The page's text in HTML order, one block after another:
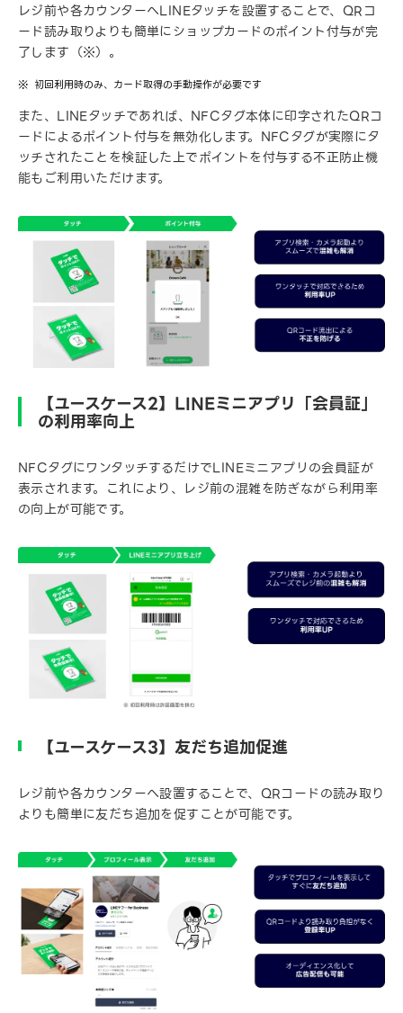
レジ前や各カウンターへLINEタッチを設置することで、QRコ
ード読み取りよりも簡単にショップカードのポイント付与が完
了します（※）。
初回利用時のみ、カード取得の手動操作が必要です
また、LINEタッチであれば、NFCタグ本体に印字されたQRコ
ードによるポイント付与を無効化します。NFCタグが実際にタ
ッチされたことを検証した上でポイントを付与する不正防止機
能もご利用いただけます。
【ユースケース2】LINEミニアプリ「会員証」
の利用率向上
NFCタグにワンタッチするだけでLINEミニアプリの会員証が
表示されます。これにより、レジ前の混雑を防ぎながら利用率
の向上が可能です。
【ユースケース3】友だち追加促進
レジ前や各カウンターへ設置することで、QRコードの読み取り
よりも簡単に友だち追加を促すことが可能です。